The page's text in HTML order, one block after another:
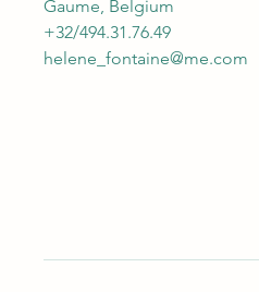
Gaume, Belgium
+32/494.31.76.49
helene_fontaine@me.com